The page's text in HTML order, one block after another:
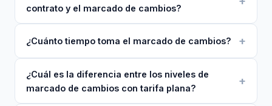
contrato y el marcado de cambios?
¿Cuánto tiempo toma el marcado de cambios?
¿Cuál es la diferencia entre los niveles de
marcado de cambios con tarifa plana?